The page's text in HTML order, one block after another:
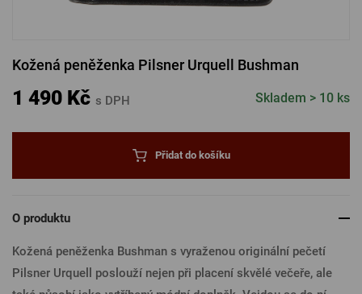
PŘIHLÁSIT PŘES SEZNAM
Kožená peněženka Pilsner Urquell Bushman
1 490 Kč s DPH Skladem > 10 ks
Přidat do košíku
O produktu
Kožená peněženka Bushman s vyraženou originální pečetí
Pilsner Urquell poslouží nejen při placení skvělé večeře, ale